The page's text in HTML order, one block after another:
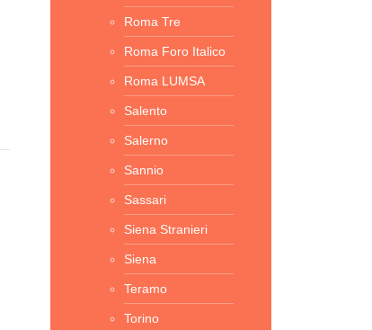
Roma Tre
Roma Foro Italico
Roma LUMSA
Salento
Salerno
Sannio
Sassari
Siena Stranieri
Siena
Teramo
Torino